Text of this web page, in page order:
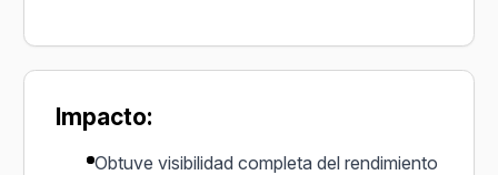
Impacto:
Obtuve visibilidad completa del rendimiento